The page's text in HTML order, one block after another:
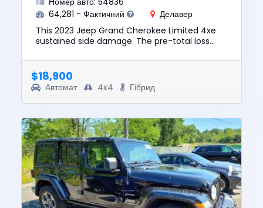
64,281 - Фактичний
Делавер
This 2023 Jeep Grand Cherokee Limited 4xe
sustained side damage. The pre-total loss
is being sold with a CLE...
$18,900
Автомат 4x4 Гібрид